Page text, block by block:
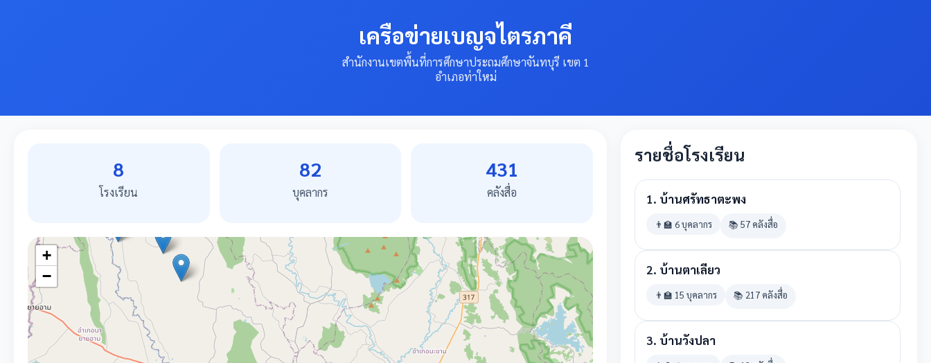
เครือข่ายเบญจไตรภาคี
สำนักงานเขตพื้นที่การศึกษาประถมศึกษาจันทบุรี เขต 1
อำเภอท่าใหม่
8
โรงเรียน
82
บุคลากร
431
คลังสื่อ
+
−
รายชื่อโรงเรียน
1. บ้านศรัทธาตะพง
👨‍🏫 6 บุคลากร 📚 57 คลังสื่อ
2. บ้านตาเลียว
👨‍🏫 15 บุคลากร 📚 217 คลังสื่อ
3. บ้านวังปลา